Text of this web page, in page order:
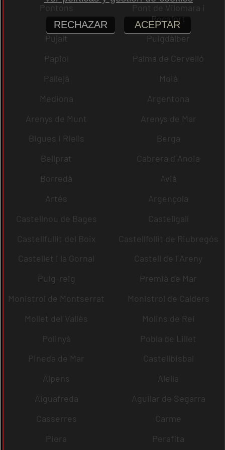
Pontons
Pont de Vilomara i
Rocafort
Pujalt
Puigdàlber
Papiol
Palma de Cervelló
Pallejà
Moià
Mediona
Argentona
Arenys de Munt
Arenys de Mar
Bigues i Riells
Berga
Bellprat
Cabrera d´Anoia
Borredà
Avià
Artés
Argençola
Castellnou de Bages
Castellgalí
Castellfullit del Boix
Castellfollit de Riubregós
Castellet i la Gornal
Castell de l´Areny
Puig-reig
Premià de Mar
Monistrol de Montserrat
Monistrol de Calders
Mollet del Vallès
Molins de Rei
Polinyà
Pobla de Lillet
Pineda de Mar
Castellbisbal
Alpens
Alella
Aiguafreda
Aguilar de Segarra
Casserres
Carme
Piera
Perafita
RECHAZAR ACEPTAR